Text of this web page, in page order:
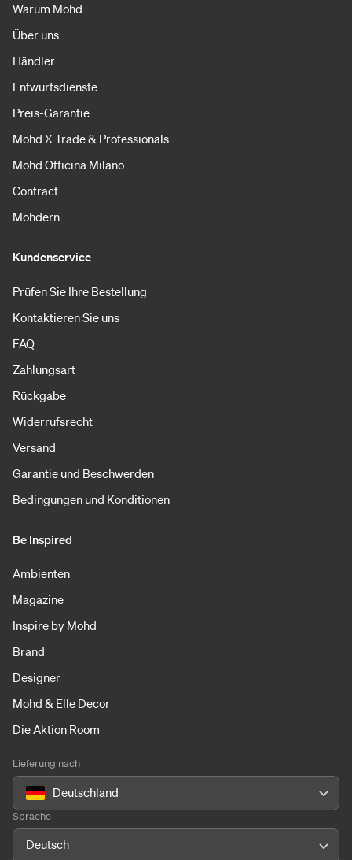
Warum Mohd
Über uns
Händler
Entwurfsdienste
Preis-Garantie
Mohd X Trade & Professionals
Mohd Officina Milano
Contract
Mohdern
Kundenservice
Prüfen Sie Ihre Bestellung
Kontaktieren Sie uns
FAQ
Zahlungsart
Rückgabe
Widerrufsrecht
Versand
Garantie und Beschwerden
Bedingungen und Konditionen
Be Inspired
Ambienten
Magazine
Inspire by Mohd
Brand
Designer
Mohd & Elle Decor
Die Aktion Room
Lieferung nach
Deutschland
Sprache
Deutsch